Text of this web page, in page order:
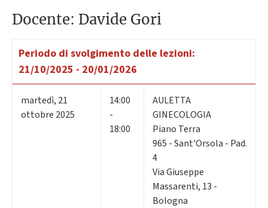
Docente: Davide Gori
Periodo di svolgimento delle lezioni:
21/10/2025 - 20/01/2026
martedì, 21
ottobre 2025
14:00
-
18:00
AULETTA
GINECOLOGIA
Piano Terra
965 - Sant'Orsola - Pad.
4
Via Giuseppe
Massarenti, 13 -
Bologna